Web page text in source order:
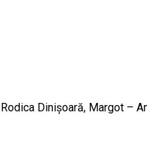
Dinișoară, Margot –